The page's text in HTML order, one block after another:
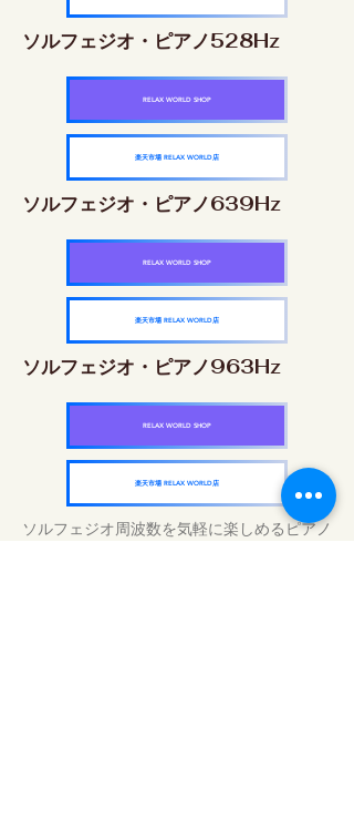
ソルフェジオ・ピアノ528Hz
RELAX WORLD SHOP
楽天市場 RELAX WORLD店
ソルフェジオ・ピアノ639Hz
RELAX WORLD SHOP
楽天市場 RELAX WORLD店
ソルフェジオ・ピアノ963Hz
RELAX WORLD SHOP
楽天市場 RELAX WORLD店
ソルフェジオ周波数を気軽に楽しめるピアノ